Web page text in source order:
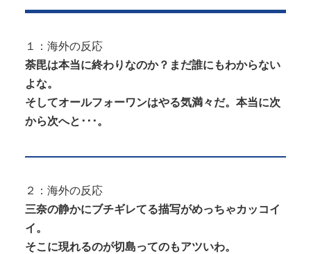
１：海外の反応
荼毘は本当に終わりなのか？まだ誰にもわからない
よな。
そしてオールフォーワンはやる気満々だ。本当に次
から次へと･･･。
２：海外の反応
三奈の静かにブチギレてる描写がめっちゃカッコイ
イ。
そこに現れるのが切島ってのもアツいわ。